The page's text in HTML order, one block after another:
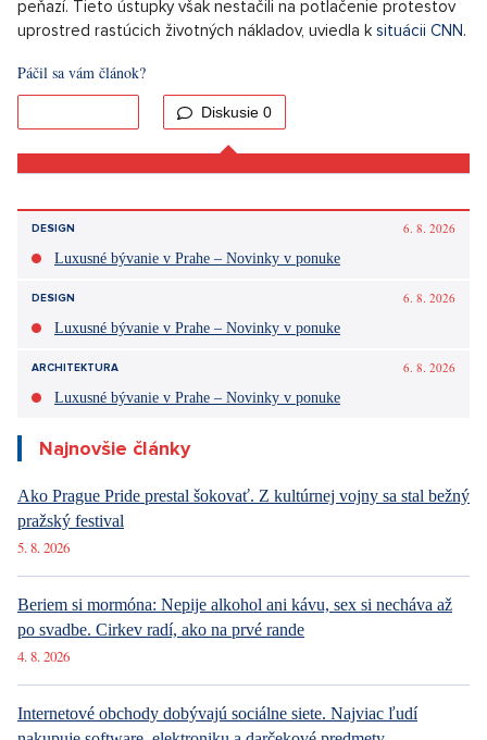
narastajúce pobúrenie proti kontroverznému zákonu o
financiách, ktorý vyvolal rozsiahle demonštrácie. Keňa je
daní, ktoré vyvrcholili utorňajším "úplným uzavretím" krajiny,
ktoré sa rýchlo zmenilo na násilnosti, keď polícia použila proti
demonštrantom slzný plyn a ostré náboje.
Kontroverzný návrh zákona o financiách vyvolal rozsiahle
zrušila niektoré navrhované zvýšenia daní, vrátane navrhovanej
motorových vozidiel, rastlinného oleja a prevodov mobilných
peňazí. Tieto ústupky však nestačili na potlačenie protestov
Páčil sa vám článok?
Diskusie0
Sdílet článek:
Tagy:
USA Trump marihuana Rutte
Stoltenberg NATO svět Evropa